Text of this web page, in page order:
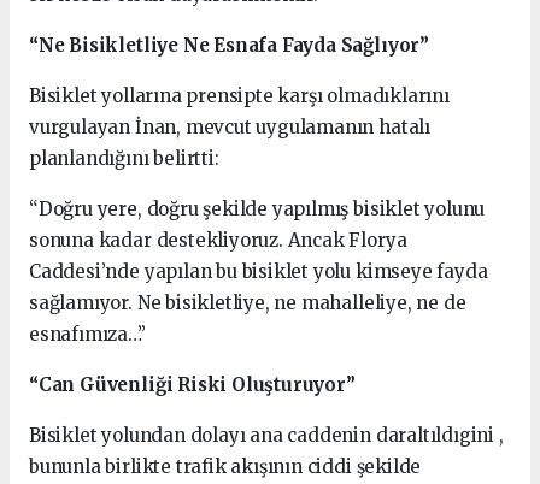
“Ne Bisikletliye Ne Esnafa Fayda Sağlıyor”
Bisiklet yollarına prensipte karşı olmadıklarını
vurgulayan İnan, mevcut uygulamanın hatalı
planlandığını belirtti:
“Doğru yere, doğru şekilde yapılmış bisiklet yolunu
sonuna kadar destekliyoruz. Ancak Florya
Caddesi’nde yapılan bu bisiklet yolu kimseye fayda
sağlamıyor. Ne bisikletliye, ne mahalleliye, ne de
esnafımıza…”
“Can Güvenliği Riski Oluşturuyor”
Bisiklet yolundan dolayı ana caddenin daraltıldıgini ,
bununla birlikte trafik akışının ciddi şekilde